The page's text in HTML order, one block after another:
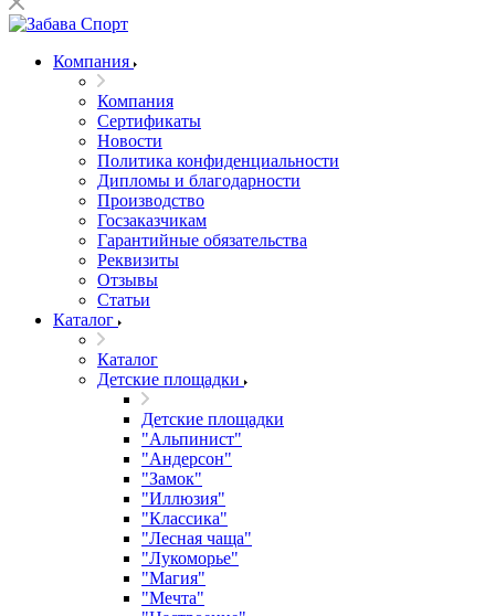
Компания
Компания
Сертификаты
Новости
Политика конфиденциальности
Дипломы и благодарности
Производство
Госзаказчикам
Гарантийные обязательства
Реквизиты
Отзывы
Статьи
Каталог
Каталог
Детские площадки
Детские площадки
"Альпинист"
"Андерсон"
"Замок"
"Иллюзия"
"Классика"
"Лесная чаща"
"Лукоморье"
"Магия"
"Мечта"